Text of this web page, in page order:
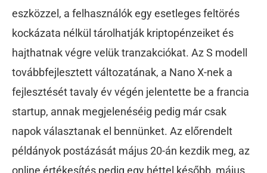
eszközzel, a felhasználók egy esetleges feltörés
kockázata nélkül tárolhatják kriptopénzeiket és
hajthatnak végre velük tranzakciókat. Az S modell
továbbfejlesztett változatának, a Nano X-nek a
fejlesztését tavaly év végén jelentette be a francia
startup, annak megjelenéséig pedig már csak
napok választanak el bennünket. Az előrendelt
példányok postázását május 20-án kezdik meg, az
online értékesítés pedig egy héttel később, május